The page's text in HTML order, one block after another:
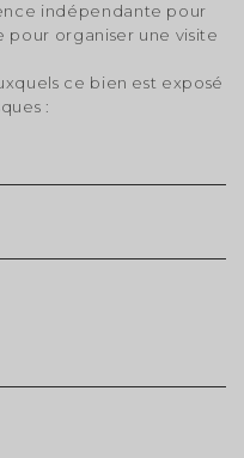
indépendante pour
pour organiser une visite
ce bien est exposé
: